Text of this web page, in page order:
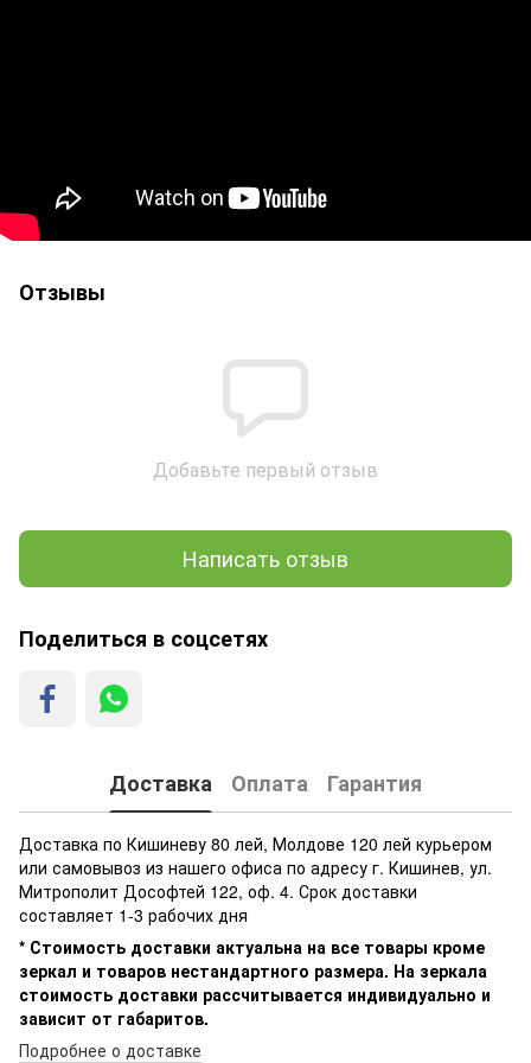
Отзывы
Добавьте первый отзыв
Написать отзыв
Поделиться в соцсетях
Доставка Оплата Гарантия
Доставка по Кишиневу 80 лей, Молдове 120 лей курьером
или самовывоз из нашего офиса по адресу г. Кишинев, ул.
Митрополит Дософтей 122, оф. 4. Срок доставки
составляет 1-3 рабочих дня
* Стоимость доставки актуальна на все товары кроме
зеркал и товаров нестандартного размера. На зеркала
стоимость доставки рассчитывается индивидуально и
зависит от габаритов.
Подробнее о доставке